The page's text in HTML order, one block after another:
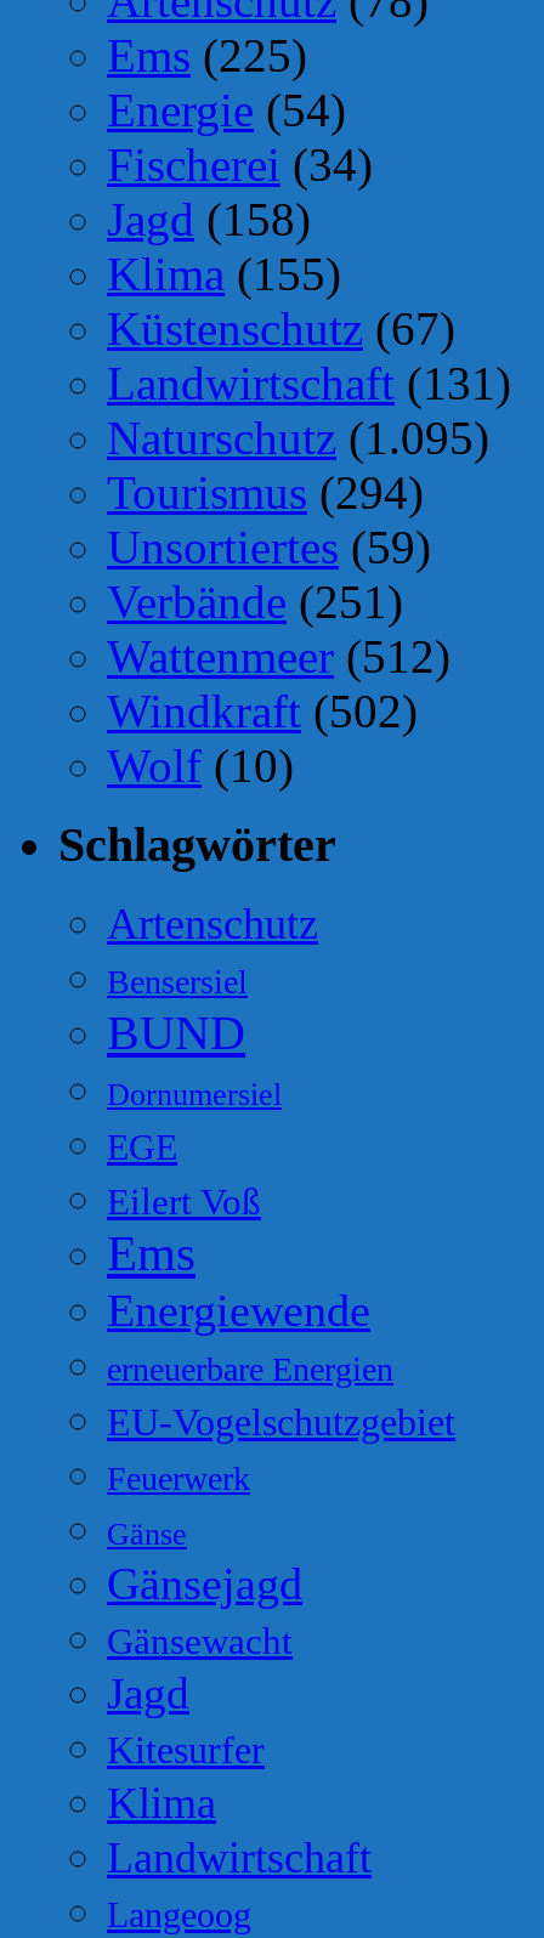
Ems (225)
Energie (54)
Fischerei (34)
Jagd (158)
Klima (155)
Küstenschutz (67)
Landwirtschaft (131)
Naturschutz (1.095)
Tourismus (294)
Unsortiertes (59)
Verbände (251)
Wattenmeer (512)
Windkraft (502)
Wolf (10)
Schlagwörter
Artenschutz
Bensersiel
BUND
Dornumersiel
EGE
Eilert Voß
Ems
Energiewende
erneuerbare Energien
EU-Vogelschutzgebiet
Feuerwerk
Gänse
Gänsejagd
Gänsewacht
Jagd
Kitesurfer
Klima
Landwirtschaft
Langeoog